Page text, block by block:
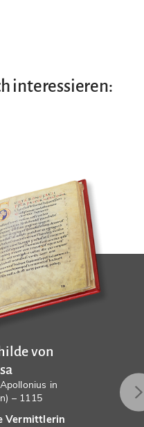
interessieren:
von
in
– 1115
Vermittlerin